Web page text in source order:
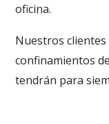
oficina.
Nuestros
confinamientos
tendrán para